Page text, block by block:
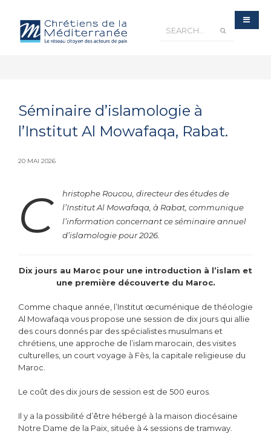
Séminaire d’islamologie à
l’Institut Al Mowafaqa, Rabat.
20 MAI 2026
C
hristophe Roucou, directeur des études de
l’Institut Al Mowafaqa, à Rabat, communique
l’information concernant ce séminaire annuel
d’islamologie pour 2026.
Dix jours au Maroc pour une introduction à l’islam et
une première découverte du Maroc.
Comme chaque année, l’Institut œcuménique de théologie
Al Mowafaqa vous propose une session de dix jours qui allie
des cours donnés par des spécialistes musulmans et
chrétiens, une approche de l’islam marocain, des visites
culturelles, un court voyage à Fès, la capitale religieuse du
Maroc.
Le coût des dix jours de session est de 500 euros.
Il y a la possibilité d’être hébergé à la maison diocésaine
Notre Dame de la Paix, située à 4 sessions de tramway.